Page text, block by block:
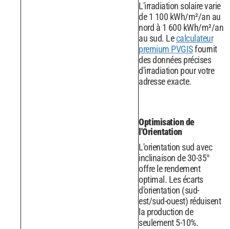
L'irradiation solaire varie
de 1 100 kWh/m²/an au
nord à 1 600 kWh/m²/an
au sud. Lecalculateur
premium PVGISfournit
des données précises
d'irradiation pour votre
adresse exacte.
Optimisation de
l'Orientation
L'orientation sud avec
inclinaison de 30-35°
offre le rendement
optimal. Les écarts
d'orientation (sud-
est/sud-ouest) réduisent
la production de
seulement 5-10%.